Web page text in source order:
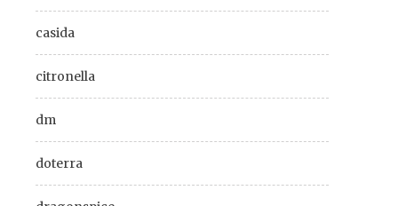
casida
citronella
dm
doterra